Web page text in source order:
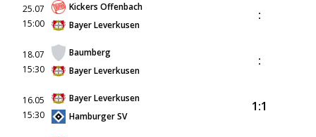
25.07
15:00
Kickers Offenbach
Bayer Leverkusen
:
18.07
15:30
Baumberg
Bayer Leverkusen
:
16.05
15:30
Bayer Leverkusen
Hamburger SV
1:1